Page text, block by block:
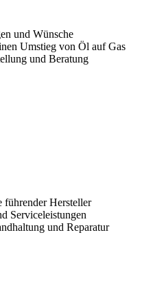
und Wünsche
Umstieg von Öl auf Gas
und Beratung
führender Hersteller
Serviceleistungen
und Reparatur